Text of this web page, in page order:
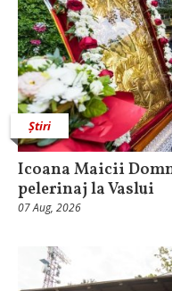
Știri
Icoana Maicii
pelerinaj la Vaslui
07 Aug, 2026